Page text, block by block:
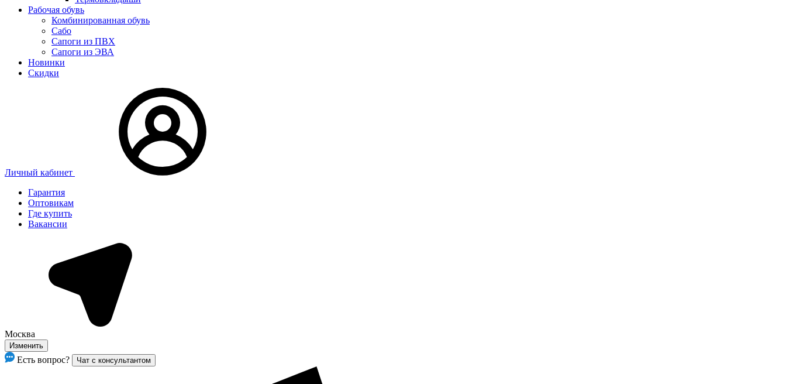
Рабочая обувь
Комбинированная обувь
Сабо
Сапоги из ПВХ
Сапоги из ЭВА
Новинки
Скидки
Личный кабинет
Гарантия
Оптовикам
Где купить
Вакансии
Москва
Изменить
Есть вопрос? Чат с консультантом